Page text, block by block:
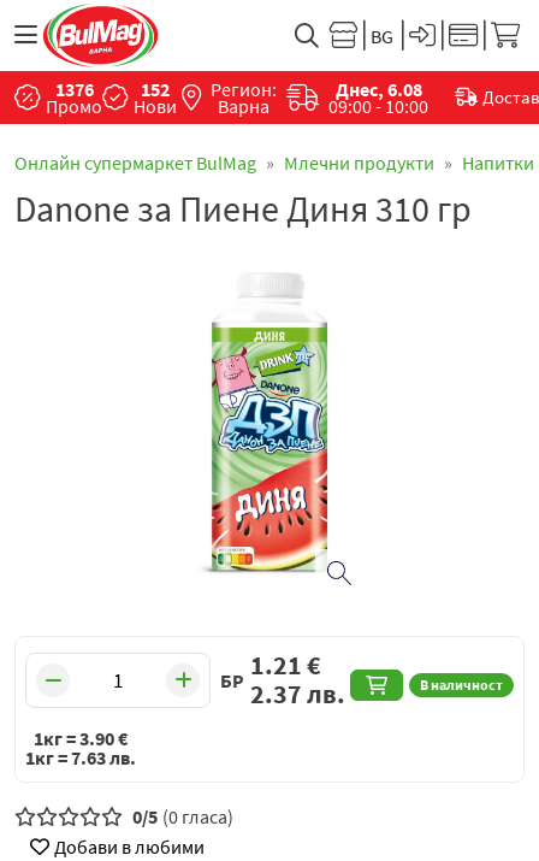
1376
Промо
152
Нови
Регион:
Варна
Днес, 6.08
09:00 - 10:00
Онлайн супермаркет BulMag Млечни продукти Напитки
Danone за Пиене Диня 310 гр
БР В наличност
1.21€
2.37лв.
1кг =3.90€
1кг =7.63лв.
0/5 (0 гласа)
Добави в любими